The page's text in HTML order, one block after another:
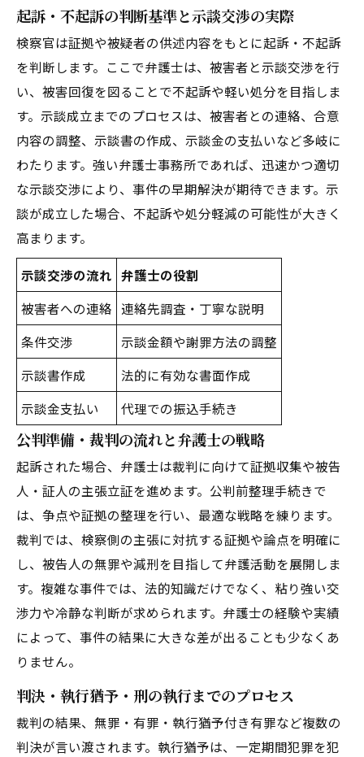
起訴・不起訴の判断基準と示談交渉の実際
検察官は証拠や被疑者の供述内容をもとに起訴・不起訴
を判断します。ここで弁護士は、被害者と示談交渉を行
い、被害回復を図ることで不起訴や軽い処分を目指しま
す。示談成立までのプロセスは、被害者との連絡、合意
内容の調整、示談書の作成、示談金の支払いなど多岐に
わたります。強い弁護士事務所であれば、迅速かつ適切
な示談交渉により、事件の早期解決が期待できます。示
談が成立した場合、不起訴や処分軽減の可能性が大きく
高まります。
示談交渉の流れ 弁護士の役割
被害者への連絡 連絡先調査・丁寧な説明
条件交渉
示談金額や謝罪方法の調整
示談書作成
法的に有効な書面作成
示談金支払い
代理での振込手続き
公判準備・裁判の流れと弁護士の戦略
起訴された場合、弁護士は裁判に向けて証拠収集や被告
人・証人の主張立証を進めます。公判前整理手続きで
は、争点や証拠の整理を行い、最適な戦略を練ります。
裁判では、検察側の主張に対抗する証拠や論点を明確に
し、被告人の無罪や減刑を目指して弁護活動を展開しま
す。複雑な事件では、法的知識だけでなく、粘り強い交
渉力や冷静な判断が求められます。弁護士の経験や実績
によって、事件の結果に大きな差が出ることも少なくあ
りません。
判決・執行猶予・刑の執行までのプロセス
裁判の結果、無罪・有罪・執行猶予付き有罪など複数の
判決が言い渡されます。執行猶予は、一定期間犯罪を犯